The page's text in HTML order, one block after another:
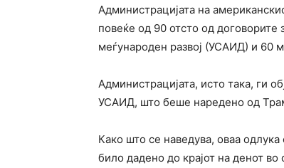
Администрацијата на
повеќе од 90 отсто од договорите
меѓународен развој (УСАИД) и 60
Администрацијата, исто така, ги
УСАИД, што беше наредено од
Како што се наведува, оваа
било дадено до крајот на денот во